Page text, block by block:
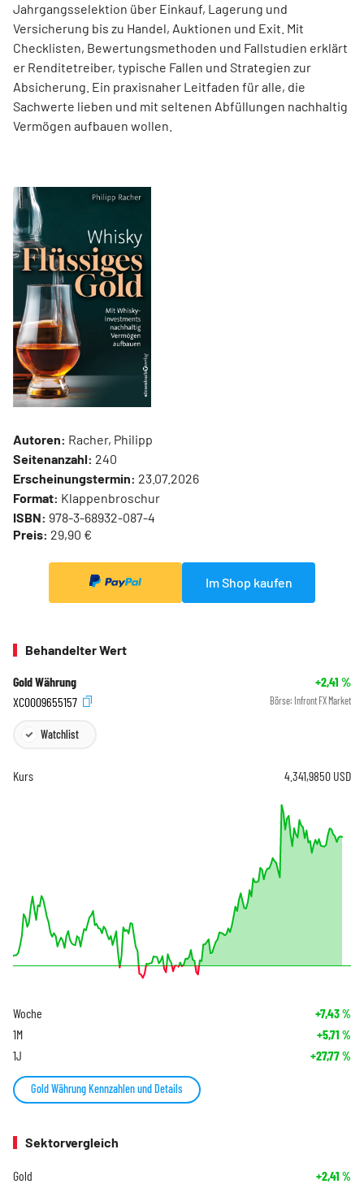
Jahrgangsselektion über Einkauf, Lagerung und
Versicherung bis zu Handel, Auktionen und Exit. Mit
Checklisten, Bewertungsmethoden und Fallstudien erklärt
er Renditetreiber, typische Fallen und Strategien zur
Absicherung. Ein praxisnaher Leitfaden für alle, die
Sachwerte lieben und mit seltenen Abfüllungen nachhaltig
Vermögen aufbauen wollen.
Autoren: Racher, Philipp
Seitenanzahl: 240
Erscheinungstermin: 23.07.2026
Format: Klappenbroschur
ISBN: 978-3-68932-087-4
Preis: 29,90 €
Im Shop kaufen
Behandelter Wert
Gold Währung +2,41 %
XC0009655157
Börse: Infront FX Market
Watchlist
Kurs 4.341,9850 USD
Woche +7,43%
1M +5,71 %
1J +27,77%
Gold Währung Kennzahlen und Details
Sektorvergleich
Gold +2,41 %